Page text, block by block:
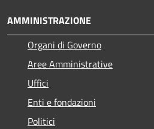
AMMINISTRAZIONE
Organi di Governo
Aree Amministrative
Uffici
Enti e fondazioni
Politici